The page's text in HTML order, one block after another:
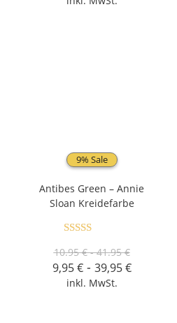
9% Sale
Antibes Green – Annie
Sloan Kreidefarbe
10.95 € - 41.95 €
9,95€- 39,95€
inkl. MwSt.